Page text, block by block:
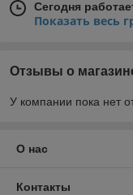
Сегодня
Показать весь
Отзывы о
У компании пока нет
О нас
Контакты